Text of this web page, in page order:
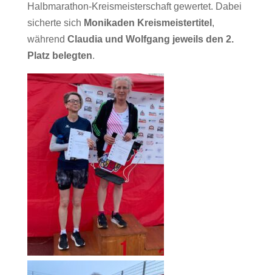
Halbmarathon-Kreismeisterschaft gewertet. Dabei
sicherte sich Monikaden Kreismeistertitel ,
während Claudia und Wolfgang jeweils den 2.
Platz belegten.